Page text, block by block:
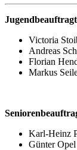
Victoria
Andreas
Florian
Markus
Karl-Heinz
Günter Opel